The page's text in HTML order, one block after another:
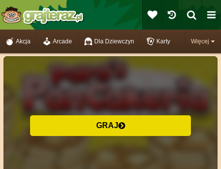
Więcej
Akcja Arcade Dla Dziewczyn Karty
GRAJ